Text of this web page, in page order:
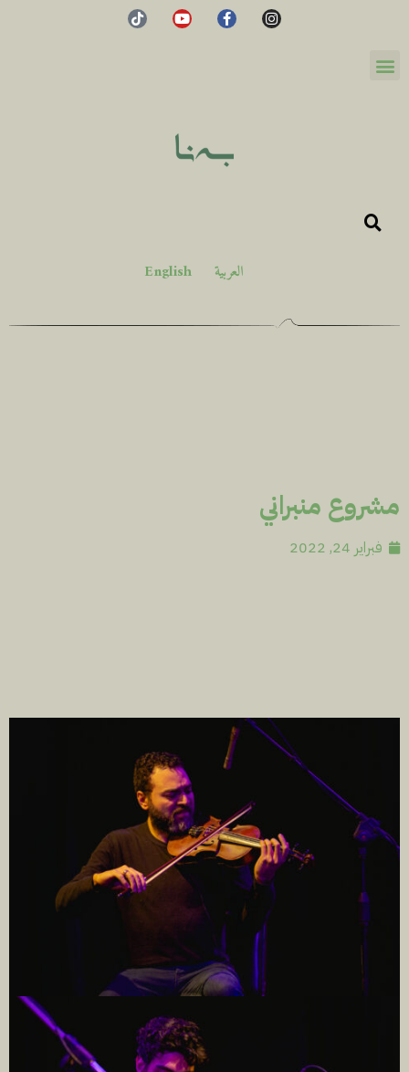
العربية English
مشروع منبراني
فبراير 24, 2022